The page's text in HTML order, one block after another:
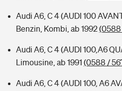
Audi A6, C 4 (AUDI 100
Benzin, Kombi, ab 1992(0588
Audi A6, C 4 (AUDI 100,A6
Limousine, ab 1991 (0588 /
Audi A6, C 4 (AUDI 100, A6